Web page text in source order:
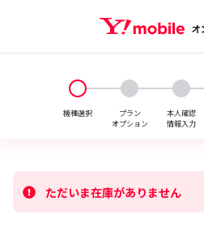
機種選択
プラン
オプション
本人確認
情報入力
ただいま在庫がありません